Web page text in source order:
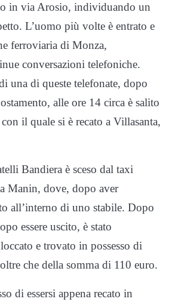
in via Arosio, individuando un
L’uomo più volte è entrato e
ferroviaria di Monza,
conversazioni telefoniche.
una di queste telefonate, dopo
alle ore 14 circa è salito
il quale si è recato a Villasanta,
Bandiera è sceso dal taxi
Manin, dove, dopo aver
all’interno di uno stabile. Dopo
essere uscito, è stato
e trovato in possesso di
che della somma di 110 euro.
di essersi appena recato in